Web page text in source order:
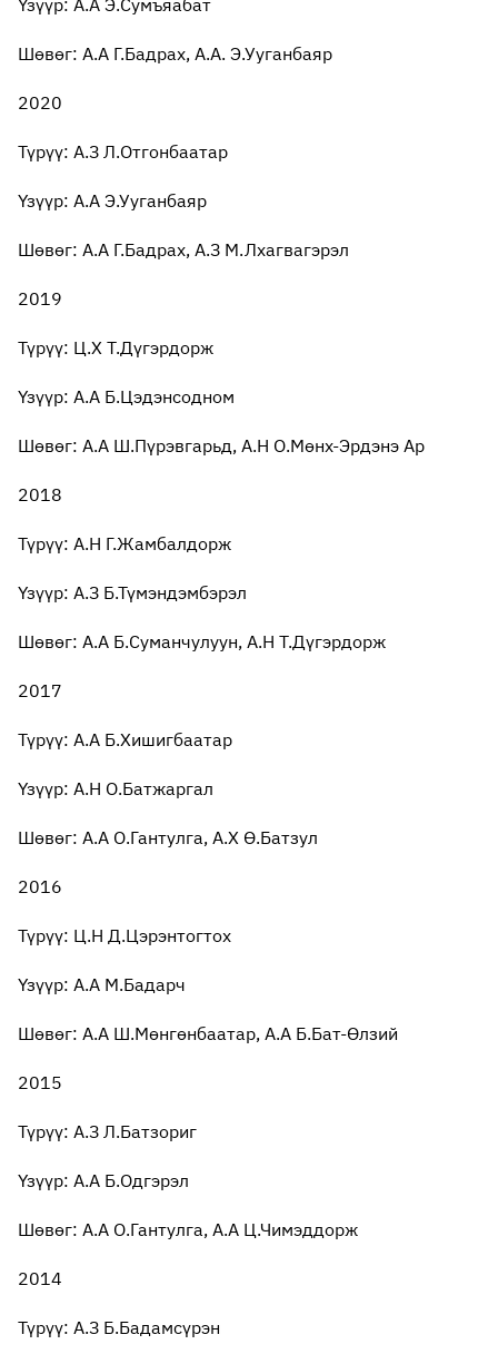
Үзүүр: А.А Э.Сумъяабат
Шөвөг: А.А Г.Бадрах, А.А. Э.Ууганбаяр
2020
Түрүү: А.З Л.Отгонбаатар
Үзүүр: А.А Э.Ууганбаяр
Шөвөг: А.А Г.Бадрах, А.З М.Лхагвагэрэл
2019
Түрүү: Ц.Х Т.Дүгэрдорж
Үзүүр: А.А Б.Цэдэнсодном
Шөвөг: А.А Ш.Пүрэвгарьд, А.Н О.Мөнх-Эрдэнэ Ар
2018
Түрүү: А.Н Г.Жамбалдорж
Үзүүр: А.З Б.Түмэндэмбэрэл
Шөвөг: А.А Б.Суманчулуун, А.Н Т.Дүгэрдорж
2017
Түрүү: А.А Б.Хишигбаатар
Үзүүр: А.Н О.Батжаргал
Шөвөг: А.А О.Гантулга, А.Х Ө.Батзул
2016
Түрүү: Ц.Н Д.Цэрэнтогтох
Үзүүр: А.А М.Бадарч
Шөвөг: А.А Ш.Мөнгөнбаатар, А.А Б.Бат-Өлзий
2015
Түрүү: А.З Л.Батзориг
Үзүүр: А.А Б.Одгэрэл
Шөвөг: А.А О.Гантулга, А.А Ц.Чимэддорж
2014
Түрүү: А.З Б.Бадамсүрэн